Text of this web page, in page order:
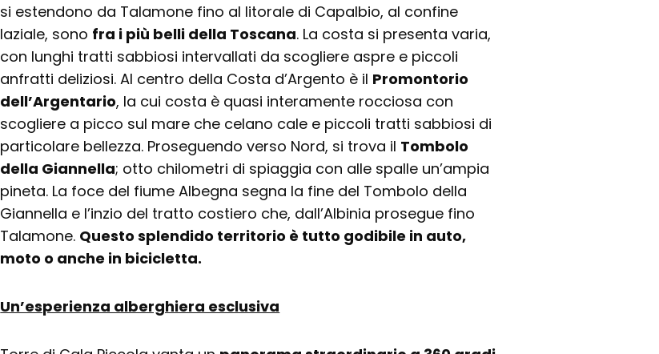
si estendono da Talamone fino al litorale di Capalbio, al confine
laziale, sono fra i più belli della Toscana. La costa si presenta varia,
con lunghi tratti sabbiosi intervallati da scogliere aspre e piccoli
anfratti deliziosi. Al centro della Costa d’Argento è il Promontorio
dell’Argentario, la cui costa è quasi interamente rocciosa con
scogliere a picco sul mare che celano cale e piccoli tratti sabbiosi di
particolare bellezza. Proseguendo verso Nord, si trova il Tombolo
della Giannella; otto chilometri di spiaggia con alle spalle un’ampia
pineta. La foce del fiume Albegna segna la fine del Tombolo della
Giannella e l’inzio del tratto costiero che, dall’Albinia prosegue fino
Talamone. Questo splendido territorio è tutto godibile in auto,
moto o anche in bicicletta.
Un’esperienza alberghiera esclusiva